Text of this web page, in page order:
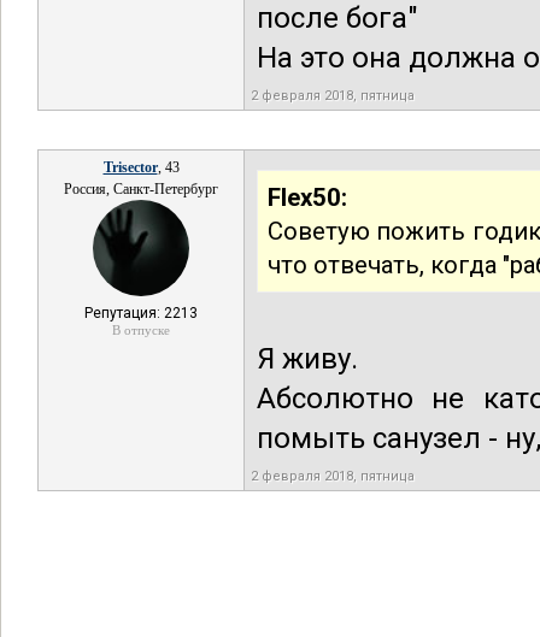
после бога"
На это она должна
2 февраля 2018, пятница
Trisector, 43
Россия, Санкт-Петербург
Репутация: 2213
В отпуске
Flex50:
Советую пожить
что отвечать, когда
Я живу.
Абсолютно не
помыть санузел -
2 февраля 2018, пятница